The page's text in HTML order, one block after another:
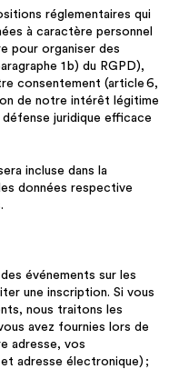
réglementaires qui
à caractère personnel
pour organiser des
1 b) du RGPD),
consentement (article 6,
de notre intérêt légitime
juridique efficace
incluse dans la
données respective
événements sur les
une inscription. Si vous
nous traitons les
avez fournies lors de
adresse, vos
adresse électronique) ;